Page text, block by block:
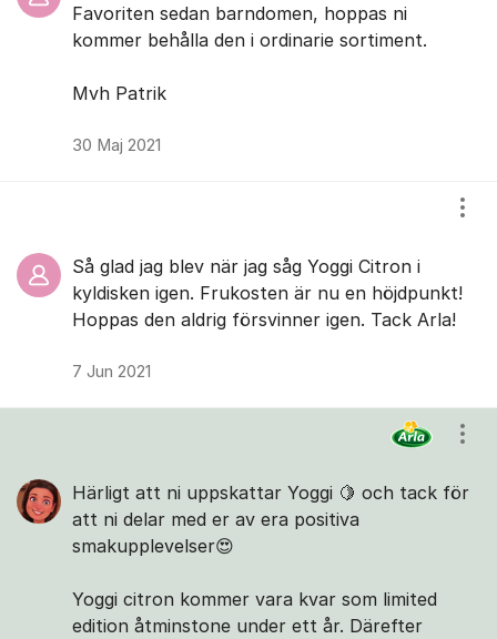
Favoriten sedan barndomen, hoppas ni
kommer behålla den i ordinarie sortiment.
Mvh Patrik
30 Maj 2021
Så glad jag blev när jag såg Yoggi Citron i
kyldisken igen. Frukosten är nu en höjdpunkt!
Hoppas den aldrig försvinner igen. Tack Arla!
7 Jun 2021
Härligt att ni uppskattar Yoggi 🍋 och tack för
att ni delar med er av era positiva
smakupplevelser😍
Yoggi citron kommer vara kvar som limited
edition åtminstone under ett år. Därefter